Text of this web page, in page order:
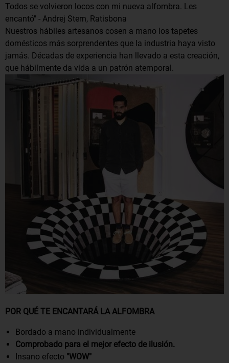
Todos se volvieron locos con mi nueva alfombra. Les
encantó" - Andrej Stern, Ratisbona
Nuestros hábiles artesanos cosen a mano los tapetes
domésticos más sorprendentes que la industria haya visto
jamás. Décadas de experiencia han llevado a esta creación,
que hábilmente da vida a un patrón atemporal.
POR QUÉ TE ENCANTARÁ LA ALFOMBRA
Bordado a mano individualmente
Comprobado para el mejor efecto de ilusión.
Insano efecto "WOW"